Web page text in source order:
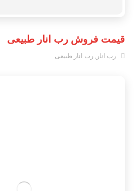
قیمت فروش رب انار طبیعی
رب انار ,رب انار طبیعی